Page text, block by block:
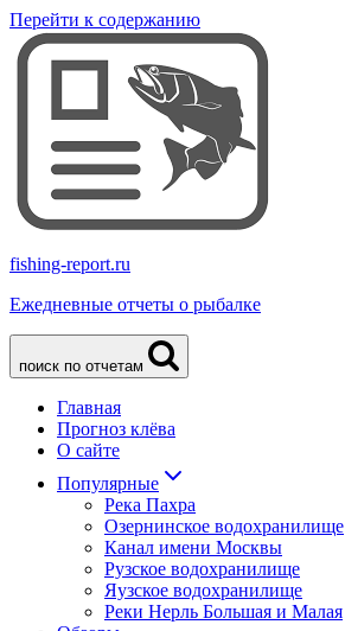
Перейти к содержанию
fishing-report.ru
Ежедневные отчеты о рыбалке
поиск по отчетам
Главная
Прогноз клёва
О сайте
Популярные
Река Пахра
Озернинское водохранилище
Канал имени Москвы
Рузское водохранилище
Яузское водохранилище
Реки Нерль Большая и Малая